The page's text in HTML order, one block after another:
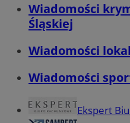
Wiadomości
Śląskiej
Wiadomości
Wiadomości
Ekspert